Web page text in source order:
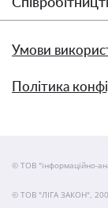
Умови
Політика
© ТОВ "інформаційно-
© ТОВ "ЛІГА ЗАКОН",